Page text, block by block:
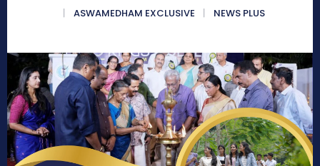
ASWAMEDHAM EXCLUSIVE
NEWS PLUS